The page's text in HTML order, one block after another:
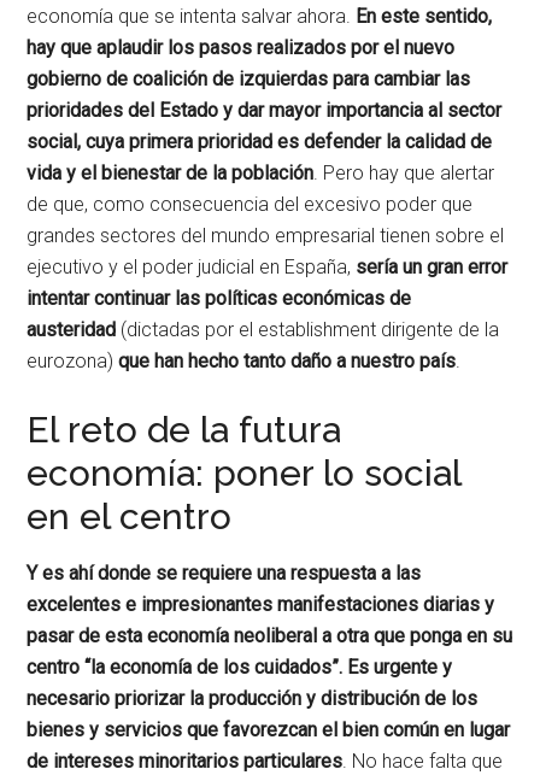
economía que se intenta salvar ahora. En este sentido,
hay que aplaudir los pasos realizados por el nuevo
gobierno de coalición de izquierdas para cambiar las
prioridades del Estado y dar mayor importancia al sector
social, cuya primera prioridad es defender la calidad de
vida y el bienestar de la población. Pero hay que alertar
de que, como consecuencia del excesivo poder que
grandes sectores del mundo empresarial tienen sobre el
ejecutivo y el poder judicial en España, sería un gran error
intentar continuar las políticas económicas de
austeridad (dictadas por el establishment dirigente de la
eurozona)que han hecho tanto daño a nuestro país.
El reto de la futura
economía: poner lo social
en el centro
Y es ahí donde se requiere una respuesta a las
excelentes e impresionantes manifestaciones diarias y
pasar de esta economía neoliberal a otra que ponga en su
centro “la economía de los cuidados”. Es urgente y
necesario priorizar la producción y distribución de los
bienes y servicios que favorezcan el bien común en lugar
de intereses minoritarios particulares. No hace falta que